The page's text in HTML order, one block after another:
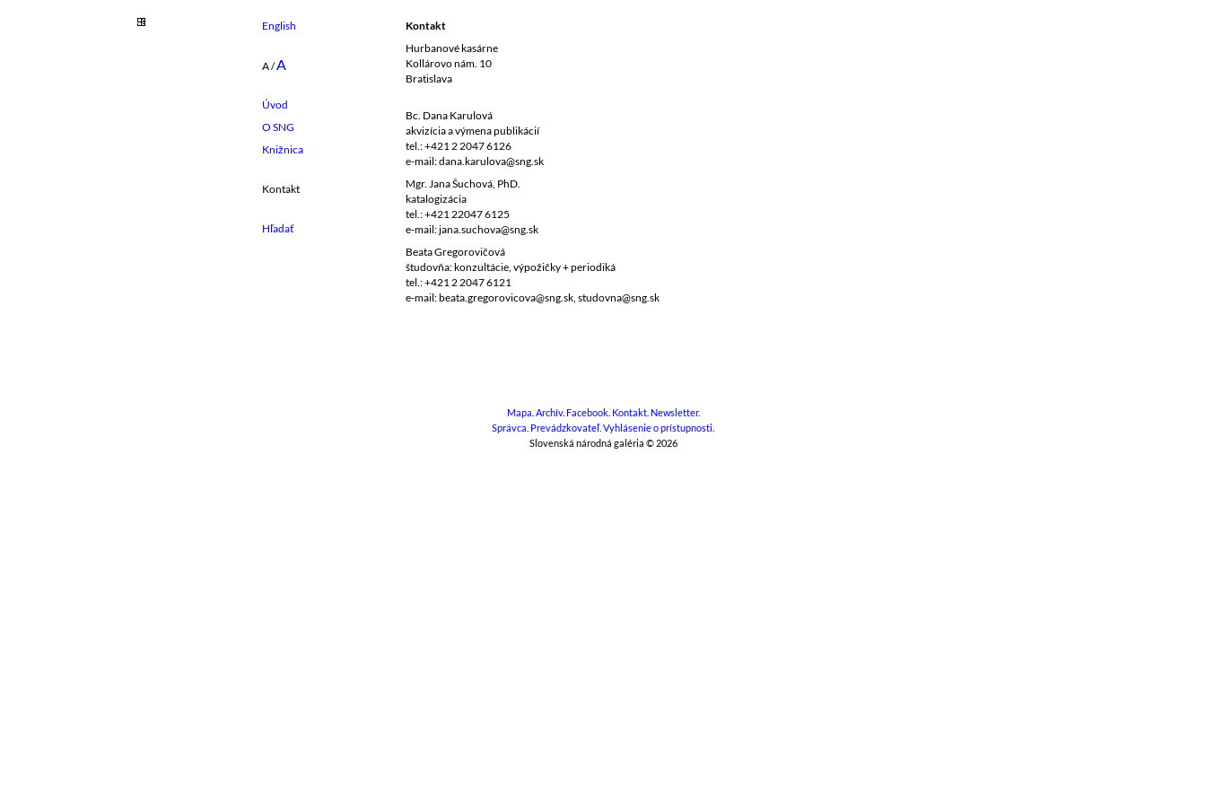
English
A/A
Úvod
O SNG
Knižnica
Kontakt
Kontakt
Hurbanové kasárne
Kollárovo nám. 10
Bratislava
Bc. Dana Karulová
akvizícia a výmena publikácií
tel.: +421 2 2047 6126
e-mail: dana.karulova@sng.sk
Mgr. Jana Šuchová, PhD.
katalogizácia
tel.: +421 22047 6125
e-mail: jana.suchova@sng.sk
Beata Gregorovičová
študovňa: konzultácie, výpožičky + periodiká
tel.: +421 2 2047 6121
e-mail: beata.gregorovicova@sng.sk, studovna@sng.sk
Mapa.Archív. Facebook. Kontakt. Newsletter.
Správca. Prevádzkovateľ.Vyhlásenie o prístupnosti.
Slovenská národná galéria © 2026